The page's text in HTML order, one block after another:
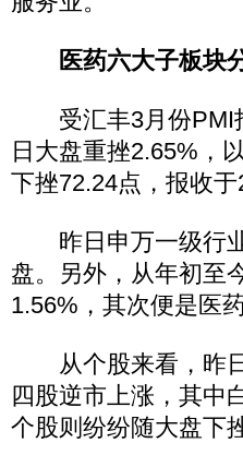
医药六大子板块
受汇丰3月份PMI
日大盘重挫2.65%，
下挫72.24点，报收
昨日申万一级行业
盘。另外，从年初至
1.56%，其次便是医
从个股来看，昨日
四股逆市上涨，其中
个股则纷纷随大盘下